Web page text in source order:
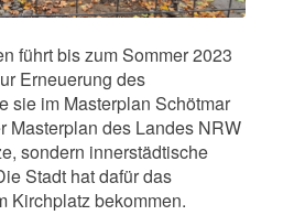
führt bis zum Sommer 2023
Erneuerung des
sie im Masterplan Schötmar
Masterplan des Landes NRW
sondern innerstädtische
Stadt hat dafür das
Kirchplatz bekommen.